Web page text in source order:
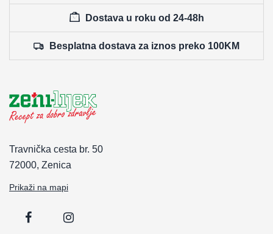
Dostava u roku od 24-48h
Besplatna dostava za iznos preko 100KM
Travnička cesta br. 50
72000, Zenica
Prikaži na mapi